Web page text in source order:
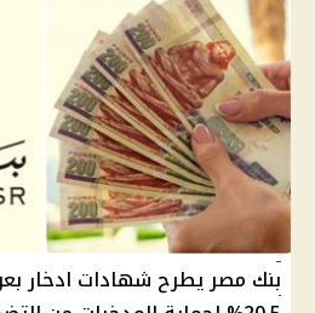
بنك مصر يطرح شهادات ادخار